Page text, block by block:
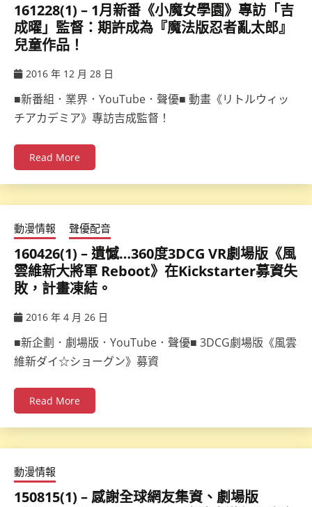
161228(1) – 1月新番《小魔女學園》專訪「吉
成曜」監督：期許成為『魔法版忍者亂太郎』
兒童作品！
2016 年 12 月 28 日
■新番組．業界．YouTube．聲優■ 動畫《リトルウィッ
チアカデミア》專訪吉成監督！
Read More
動漫情報 聲優配音
160426(1) – 遺憾…360度3DCG VR劇場版《風
雲維新大將軍 Reboot》在Kickstarter募資失
敗，計畫凍結。
2016 年 4 月 26 日
■新企劃．劇場版．YouTube．聲優■ 3DCG劇場版《風雲
維新ダイ☆ショーグン》募資
Read More
動漫情報
150815(1) – 感謝全球網友集資、劇場版